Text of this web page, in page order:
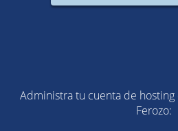
Administra tu cuenta de
Ferozo: